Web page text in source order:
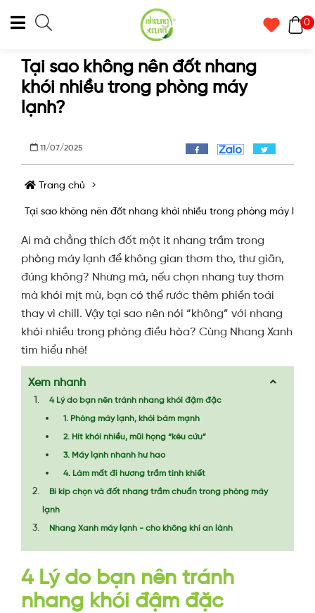
0
Tại sao không nên đốt nhang
khói nhiều trong phòng máy
lạnh?
11/07/2025
Trang chủ
Tại sao không nên đốt nhang khói nhiều trong phòng máy
Ai mà chẳng thích đốt một ít nhang trầm trong
phòng máy lạnh để không gian thơm tho, thư giãn,
đúng không? Nhưng mà, nếu chọn nhang tuy thơm
mà khói mịt mù, bạn có thể rước thêm phiền toái
thay vì chill. Vậy tại sao nên nói “không” với nhang
khói nhiều trong phòng điều hòa? Cùng Nhang Xanh
tìm hiểu nhé!
Xem nhanh
4 Lý do bạn nên tránh nhang khói đậm đặc
1. Phòng máy lạnh, khói bám mạnh
2. Hít khói nhiều, mũi họng “kêu cứu”
3. Máy lạnh nhanh hư hao
4. Làm mất đi hương trầm tinh khiết
Bí kíp chọn và đốt nhang trầm chuẩn trong phòng máy
lạnh
Nhang Xanh máy lạnh - cho không khí an lành
4 Lý do bạn nên tránh
nhang khói đậm đặc